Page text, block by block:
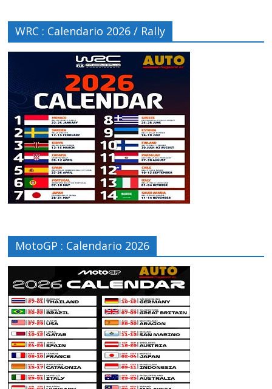
WRC : Calendario 2026 / Rally
MotoGP : Calendario 2026